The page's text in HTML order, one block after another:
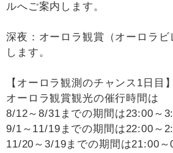
ルへご案内します。
深夜：オーロラ観賞（オーロラビ
します。
【オーロラ観測のチャンス1日目】
オーロラ観賞観光の催行時間は
8/12～8/31までの期間は23:00～
9/1～11/19までの期間は22:00～
11/20～3/19までの期間は21:00～